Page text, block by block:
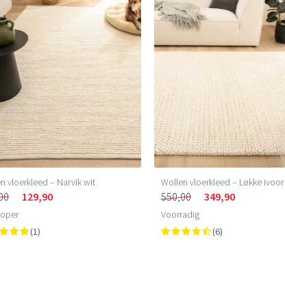
vloerkleed – Narvik wit
129,90
(1)
Wollen vloerkleed – Løkke ivoor
550,00 349,90
Voorradig
(6)